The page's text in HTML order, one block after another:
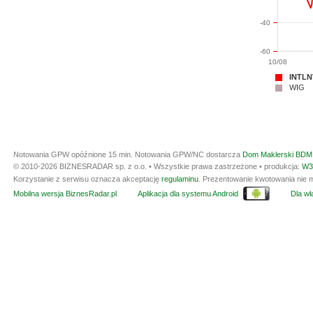
10/08
-60
-40
WIG
Notowania GPW opóźnione 15 min. Notowania GPW/NC dostarcza Dom Maklerski
© 2010-2026 BIZNESRADAR sp. z o.o. • Wszystkie prawa zastrzeżone • produkcja:
Korzystanie z serwisu oznacza akceptację regulaminu . Prezentowanie kwotowania
Mobilna wersja BiznesRadar.pl
Aplikacja dla systemu Android Dla